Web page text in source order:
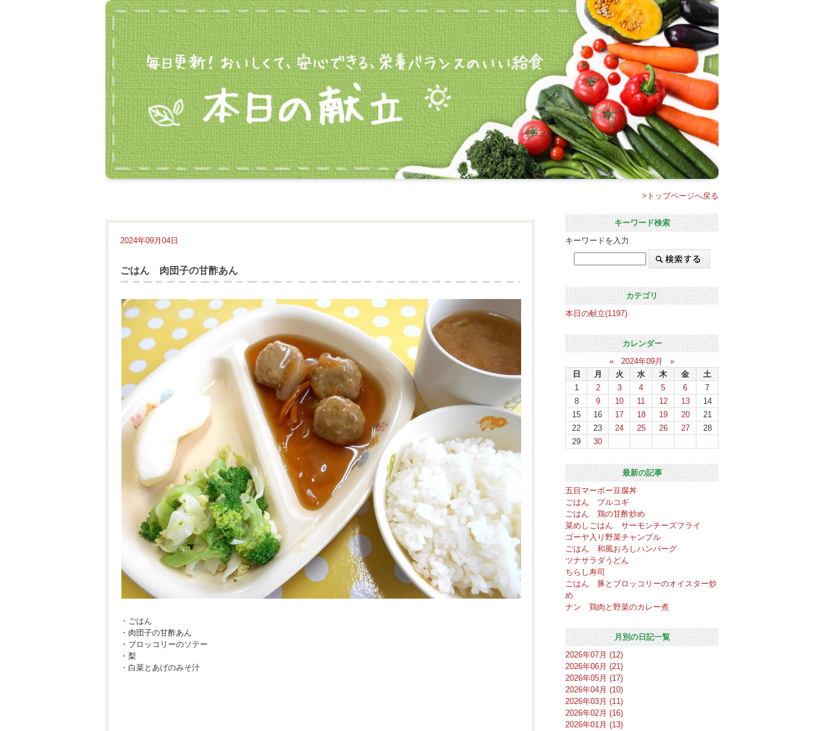
>トップページへ戻る
2024年09月04日
ごはん 肉団子の甘酢あん
・ごはん
・肉団子の甘酢あん
・ブロッコリーのソテー
・梨
・白菜とあげのみそ汁
キーワード検索
キーワードを入力
カテゴリ
本日の献立(1197)
カレンダー
«
2024年09月
»
日
月 火 水 木 金
土
1
2 3 4 5 6
7
8
9 10 11 12 13
14
15
16 17 18 19 20
21
22
23 24 25 26 27
28
29
30
最新の記事
五目マーボー豆腐丼
ごはん プルコギ
ごはん 鶏の甘酢炒め
菜めしごはん サーモンチーズフライ
ゴーヤ入り野菜チャンプル
ごはん 和風おろしハンバーグ
ツナサラダうどん
ちらし寿司
ごはん 豚とブロッコリーのオイスター炒
め
ナン 鶏肉と野菜のカレー煮
月別の日記一覧
2026年07月 (12)
2026年06月 (21)
2026年05月 (17)
2026年04月 (10)
2026年03月 (11)
2026年02月 (16)
2026年01月 (13)